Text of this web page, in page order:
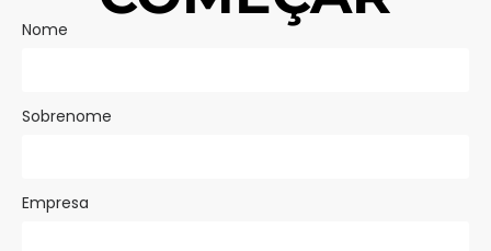
Nome
Sobrenome
Empresa